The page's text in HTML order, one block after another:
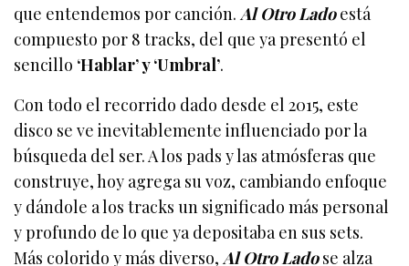
que entendemos por canción.Al Otro Lado está
compuesto por 8 tracks, del que ya presentó el
sencillo ‘Hablar’ y ‘Umbral’.
Con todo el recorrido dado desde el 2015, este
disco se ve inevitablemente influenciado por la
búsqueda del ser. A los pads y las atmósferas que
construye, hoy agrega su voz, cambiando enfoque
y dándole a los tracks un significado más personal
y profundo de lo que ya depositaba en sus sets.
Más colorido y más diverso,Al Otro Ladose alza